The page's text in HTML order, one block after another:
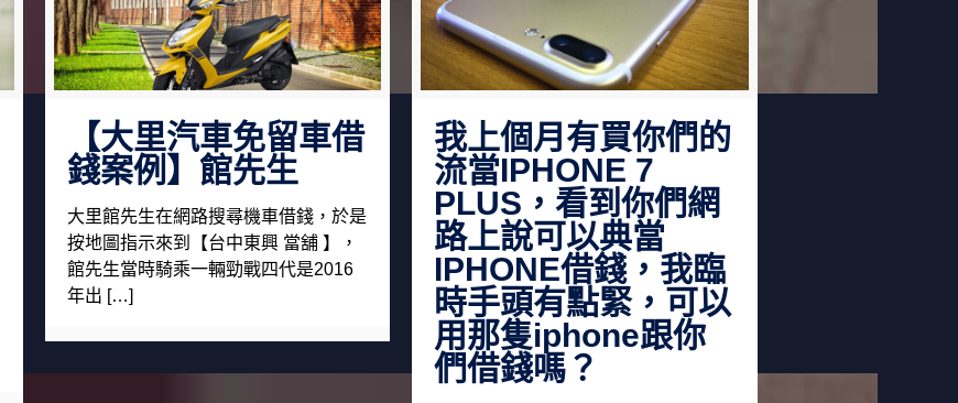
【大里汽車免留車借
錢案例】館先生
大里館先生在網路搜尋機車借錢，於是
按地圖指示來到【台中東興 當舖 】，
館先生當時騎乘一輛勁戰四代是2016
年出 […]
我上個月有買你們的
流當IPHONE 7
PLUS，看到你們網
路上說可以典當
IPHONE借錢，我臨
時手頭有點緊，可以
用那隻iphone跟你
們借錢嗎？